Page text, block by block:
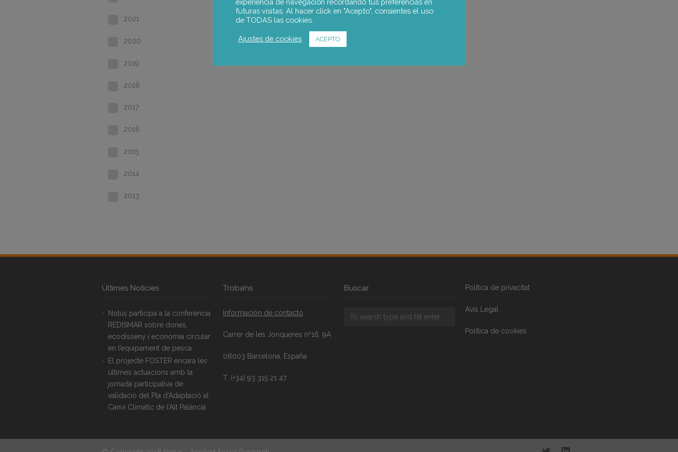
2021
2020
2019
2018
2017
2016
2015
2014
2013
Últimes Notícies
Notus participa a la conferència
REDISMAR sobre dones,
ecodisseny i economia circular
en l’equipament de pesca
El projecte FOSTER encara les
últimes actuacions amb la
jornada participativa de
validació del Pla d’Adaptació al
Canvi Climàtic de l’Alt Palància
Troba’ns
Información de contacto
Carrer de les Jonqueres nº16, 9A
08003 Barcelona, España
T. (+34) 93 315 21 47
Buscar Política de privacitat
Avís Legal
Política de cookies
futuras visitas. Al hacer click en "Acepto", consientes el uso
de TODAS las cookies.
Ajustes de cookies ACEPTO